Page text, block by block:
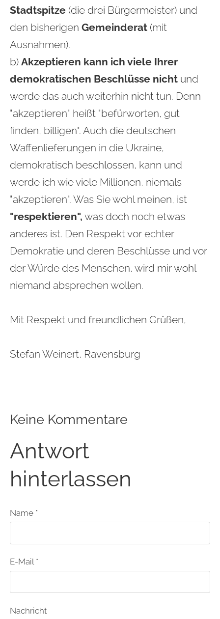
Stadtspitze (die drei Bürgermeister) und
den bisherigen Gemeinderat (mit
Ausnahmen).
b) Akzeptieren kann ich viele Ihrer
demokratischen Beschlüsse nicht und
werde das auch weiterhin nicht tun. Denn
"akzeptieren" heißt "befürworten, gut
finden, billigen". Auch die deutschen
Waffenlieferungen in die Ukraine,
demokratisch beschlossen, kann und
werde ich wie viele Millionen, niemals
"akzeptieren". Was Sie wohl meinen, ist
"respektieren", was doch noch etwas
anderes ist. Den Respekt vor echter
Demokratie und deren Beschlüsse und vor
der Würde des Menschen, wird mir wohl
niemand absprechen wollen.
Mit Respekt und freundlichen Grüßen,
Stefan Weinert, Ravensburg
Keine Kommentare
Antwort
hinterlassen
Name *
E-Mail *
Nachricht